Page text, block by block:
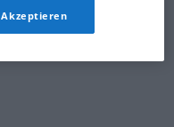
Akzeptieren